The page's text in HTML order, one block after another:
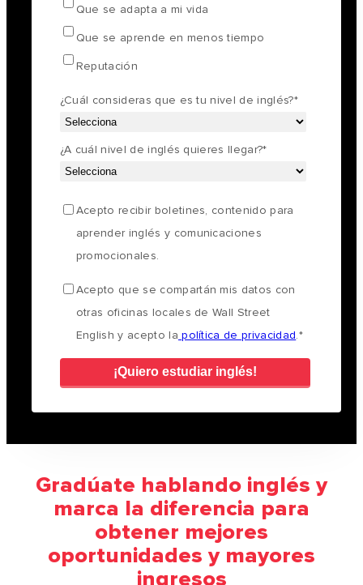
Que se adapta a mi vida
Que se aprende en menos tiempo
Reputación
¿Cuál consideras que es tu nivel de inglés?*
¿A cuál nivel de inglés quieres llegar?*
Acepto recibir boletines, contenido para
aprender inglés y comunicaciones
promocionales.
Acepto que se compartán mis datos con
otras oficinas locales de Wall Street
English y acepto la política de privacidad.*
Gradúate hablando inglés y
marca la diferencia para
obtener mejores
oportunidades y mayores
ingresos